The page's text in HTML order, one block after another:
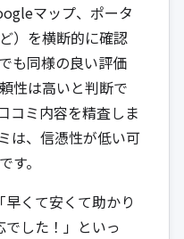
マップ、ポータ
）を横断的に確認
も同様の良い評価
性は高いと判断で
コミ内容を精査しま
は、信憑性が低い可
す。
「早くて安くて助かり
でした！」といっ